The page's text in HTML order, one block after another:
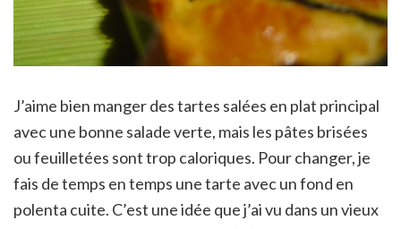
J’aime bien manger des tartes salées en plat principal
avec une bonne salade verte, mais les pâtes brisées
ou feuilletées sont trop caloriques. Pour changer, je
fais de temps en temps une tarte avec un fond en
polenta cuite. C’est une idée que j’ai vu dans un vieux